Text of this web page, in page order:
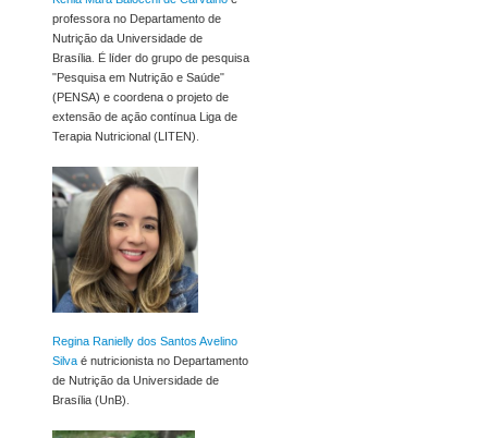
professora no Departamento de
Nutrição da Universidade de
Brasília. É líder do grupo de pesquisa
"Pesquisa em Nutrição e Saúde"
(PENSA) e coordena o projeto de
extensão de ação contínua Liga de
Terapia Nutricional (LITEN).
Regina Ranielly dos Santos Avelino
Silva é nutricionista no Departamento
de Nutrição da Universidade de
Brasília (UnB).